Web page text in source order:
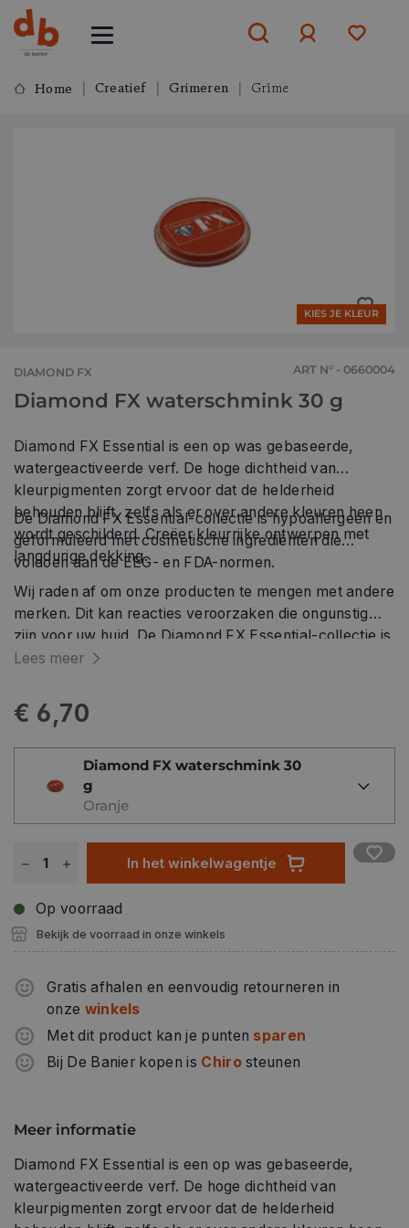
Home Creatief Grimeren Grime
KIES JE KLEUR
DIAMOND FX ART N° - 0660004
Diamond FX waterschmink 30 g
Diamond FX Essential is een op was gebaseerde,
watergeactiveerde verf. De hoge dichtheid van
kleurpigmenten zorgt ervoor dat de helderheid
behouden blijft, zelfs als er over andere kleuren heen
wordt geschilderd. Creëer kleurrijke ontwerpen met
langdurige dekking.
De Diamond FX Essential-collectie is hypoallergeen en
geformuleerd met cosmetische ingrediënten die
voldoen aan de EEG- en FDA-normen.
Wij raden af ​​om onze producten te mengen met andere
merken. Dit kan reacties veroorzaken die ongunstig
zijn voor uw huid. De Diamond FX Essential-collectie is
hypoallergeen en geformuleerd met cosmetische
Lees meer
€ 6,70
Diamond FX waterschmink 30
g
Oranje
In het winkelwagentje
Op voorraad
Bekijk de voorraad in onze winkels
Gratis afhalen en eenvoudig retourneren in
onze winkels
Met dit product kan je punten sparen
Bij De Banier kopen is Chirosteunen
Meer informatie
Diamond FX Essential is een op was gebaseerde,
watergeactiveerde verf. De hoge dichtheid van
kleurpigmenten zorgt ervoor dat de helderheid